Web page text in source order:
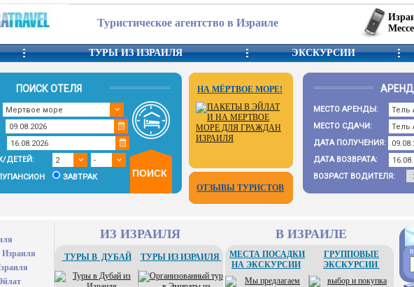
Туристическое агентство в Израиле
ТУРЫ ИЗ ИЗРАИЛЯ ЭКСКУРСИИ
ПОИСК ОТЕЛЯ
ДЕТЕЙ:
ЗАВТРАК
НА МЁРТВОЕ МОРЕ!
ОТЗЫВЫ ТУРИСТОВ
МЕСТО АРЕНДЫ:
МЕСТО СДАЧИ:
ДАТА ПОЛУЧЕНИЯ:
ДАТА ВОЗВРАТА:
ВОЗРАСТ ВОДИТЕЛЯ:
ИЗ ИЗРАИЛЯ
ТУРЫ В ДУБАЙ ТУРЫ ИЗ ИЗРАИЛЯ
В ИЗРАИЛЕ
МЕСТА ПОСАДКИ
НА ЭКСКУРСИИ
ГРУППОВЫЕ
ЭКСКУРСИИ